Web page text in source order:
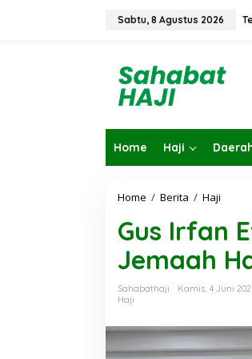
Sabtu, 8 Agustus 2026
Home Haji
Home / Berita / Haji
s
a
v
a
l
Gus Irfan
Jemaah
Sahabathaji
Kamis, 4 Juni
Haji